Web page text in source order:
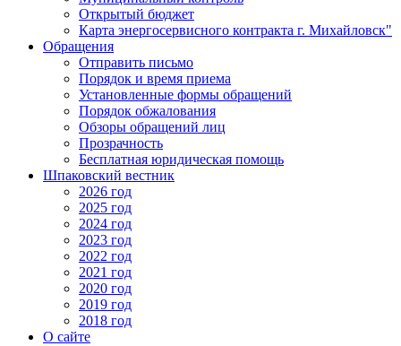
Открытый бюджет
Карта энергосервисного контракта г. Михайловск"
Обращения
Отправить письмо
Порядок и время приема
Установленные формы обращений
Порядок обжалования
Обзоры обращений лиц
Прозрачность
Бесплатная юридическая помощь
Шпаковский вестник
2026 год
2025 год
2024 год
2023 год
2022 год
2021 год
2020 год
2019 год
2018 год
О сайте